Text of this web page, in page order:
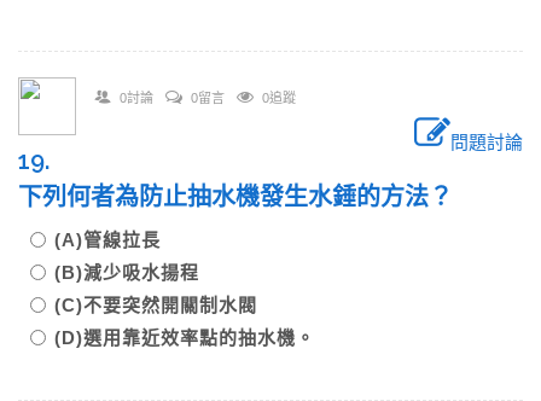
0討論 0留言 0追蹤
問題討論
19.
下列何者為防止抽水機發生水錘的方法？
(A)管線拉長
(B)減少吸水揚程
(C)不要突然開關制水閥
(D)選用靠近效率點的抽水機。